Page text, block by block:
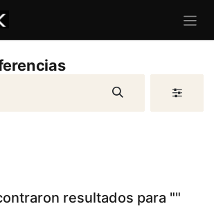
resultados para ""